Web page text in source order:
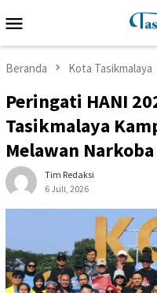
ke
Mobile
Beranda Kota Tasikmalaya
Peringati HANI
Tasikmalaya
Melawan
Tim Redaksi
6 Juli, 2026